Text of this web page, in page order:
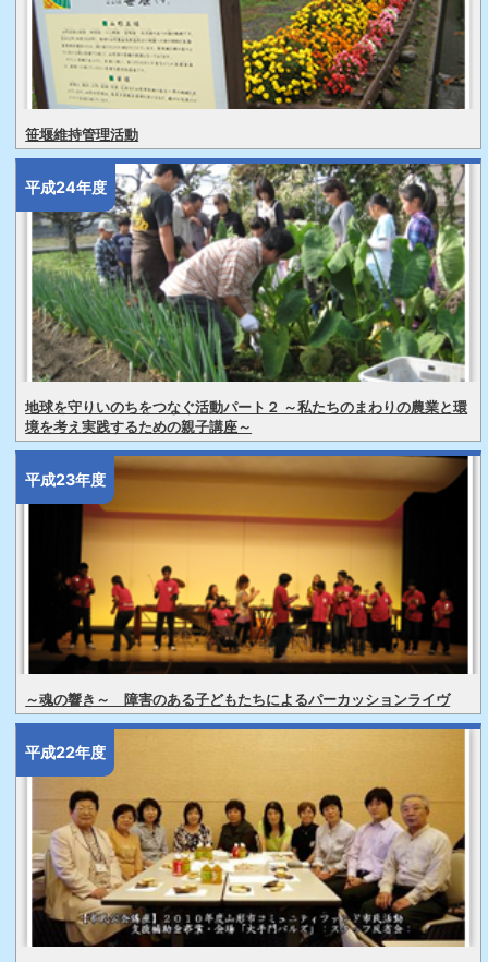
笹堰維持管理活動
平成24年度
地球を守りいのちをつなぐ活動パート２ ～私たちのまわりの農業と環
境を考え実践するための親子講座～
平成23年度
～魂の響き～ 障害のある子どもたちによるパーカッションライヴ
平成22年度